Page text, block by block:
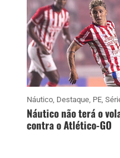
Náutico, Destaque, PE,
Náutico não terá o
contra o Atlético-GO